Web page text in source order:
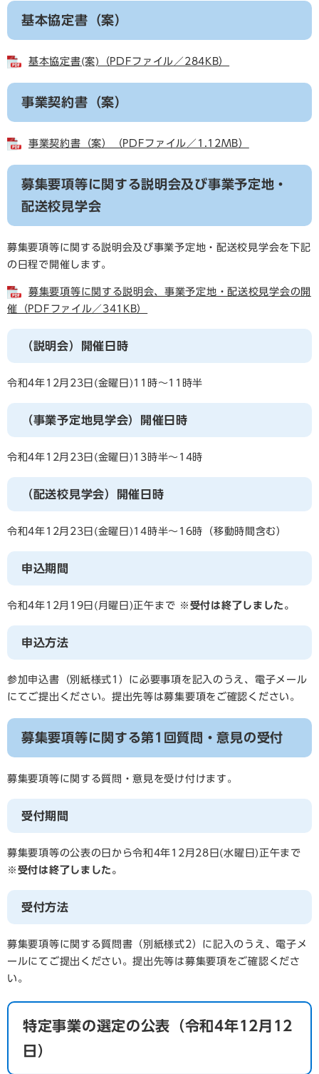
基本協定書（案）
基本協定書(案)（PDFファイル／284KB）
事業契約書（案）
事業契約書（案）（PDFファイル／1.12MB）
募集要項等に関する説明会及び事業予定地・
配送校見学会
募集要項等に関する説明会及び事業予定地・配送校見学会を下記
の日程で開催します。
募集要項等に関する説明会、事業予定地・配送校見学会の開
催（PDFファイル／341KB）
（説明会）開催日時
令和4年12月23日(金曜日)11時～11時半
（事業予定地見学会）開催日時
令和4年12月23日(金曜日)13時半～14時
（配送校見学会）開催日時
令和4年12月23日(金曜日)14時半～16時（移動時間含む）
申込期間
令和4年12月19日(月曜日)正午まで ※受付は終了しました。
申込方法
参加申込書（別紙様式1）に必要事項を記入のうえ、電子メール
にてご提出ください。提出先等は募集要項をご確認ください。
募集要項等に関する第1回質問・意見の受付
募集要項等に関する質問・意見を受け付けます。
受付期間
募集要項等の公表の日から令和4年12月28日(水曜日)正午まで
※受付は終了しました。
受付方法
募集要項等に関する質問書（別紙様式2）に記入のうえ、電子メ
ールにてご提出ください。提出先等は募集要項をご確認くださ
い。
特定事業の選定の公表（令和4年12月12
日）